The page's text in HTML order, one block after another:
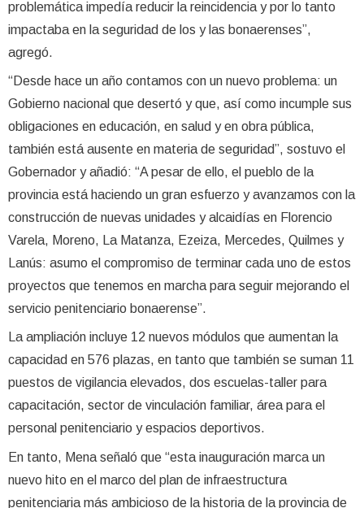
problemática impedía reducir la reincidencia y por lo tanto
impactaba en la seguridad de los y las bonaerenses”,
agregó.
“Desde hace un año contamos con un nuevo problema: un
Gobierno nacional que desertó y que, así como incumple sus
obligaciones en educación, en salud y en obra pública,
también está ausente en materia de seguridad”, sostuvo el
Gobernador y añadió: “A pesar de ello, el pueblo de la
provincia está haciendo un gran esfuerzo y avanzamos con la
construcción de nuevas unidades y alcaidías en Florencio
Varela, Moreno, La Matanza, Ezeiza, Mercedes, Quilmes y
Lanús: asumo el compromiso de terminar cada uno de estos
proyectos que tenemos en marcha para seguir mejorando el
servicio penitenciario bonaerense”.
La ampliación incluye 12 nuevos módulos que aumentan la
capacidad en 576 plazas, en tanto que también se suman 11
puestos de vigilancia elevados, dos escuelas-taller para
capacitación, sector de vinculación familiar, área para el
personal penitenciario y espacios deportivos.
En tanto, Mena señaló que “esta inauguración marca un
nuevo hito en el marco del plan de infraestructura
penitenciaria más ambicioso de la historia de la provincia de